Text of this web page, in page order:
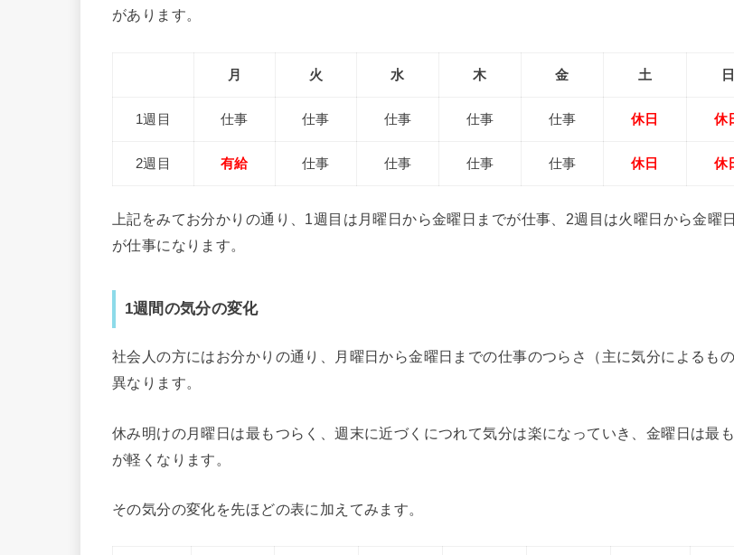
があります。
月 火 水 木 金 土 日
1週目 仕事 仕事 仕事 仕事 仕事 休日 休
2週目 有給 仕事 仕事 仕事 仕事 休日 休
上記をみてお分かりの通り、1週目は月曜日から金曜日までが仕事、2週目は火曜日から金曜
が仕事になります。
1週間の気分の変化
社会人の方にはお分かりの通り、月曜日から金曜日までの仕事のつらさ（主に気分によるも
異なります。
休み明けの月曜日は最もつらく、週末に近づくにつれて気分は楽になっていき、金曜日は最
が軽くなります。
その気分の変化を先ほどの表に加えてみます。